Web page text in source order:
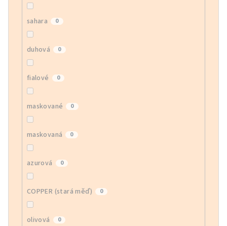
sahara 0
duhová 0
fialové 0
maskované 0
maskovaná 0
azurová 0
COPPER (stará měď) 0
olivová 0